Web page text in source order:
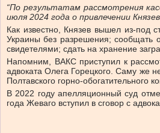
“По результатам рассмотрения
июля 2024 года о привлечении
Как известно, Князев вышел из-под
Украины без разрешения; сообщать
свидетелями; сдать на хранение
Напомним, ВАКС приступил к
адвоката Олега Горецкого. Саму же
Полтавского горно-обогатительного
В 2022 году апелляционный суд
года Жеваго вступил в сговор с